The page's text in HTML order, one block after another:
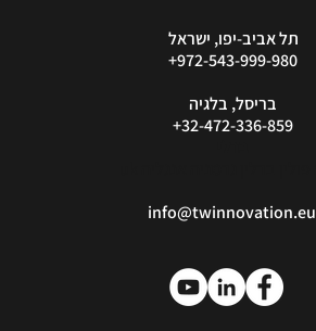
תל אביב-יפו, ישראל
972-543-999-980+
בריסל, בלגיה
+32-472-336-859
info@twinnovation.eu